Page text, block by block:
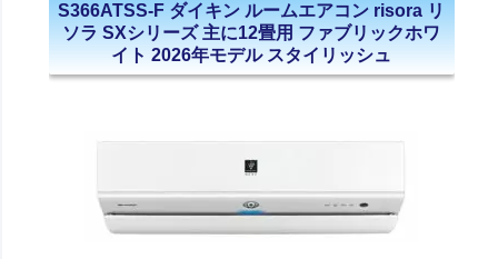
S366ATSS-F ダイキン ルームエアコン risora リ
ソラ SXシリーズ 主に12畳用 ファブリックホワ
イト 2026年モデル スタイリッシュ